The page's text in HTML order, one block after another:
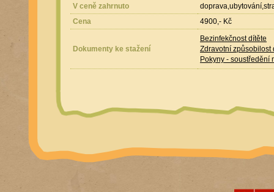
V ceně zahrnuto
Cena
4900,- Kč
Dokumenty ke stažení
Bezinfekčnost dítěte
Zdravotní způsobilost
Pokyny - soustředění